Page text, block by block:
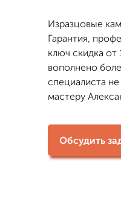
Изразцовые
Гарантия,
ключ скидка
вополнено
специалиста
мастеру
Обсудить